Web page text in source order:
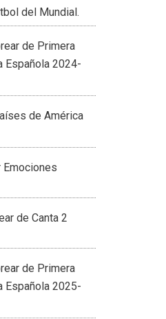
del Mundial.
de Primera
Española 2024-
de América
Emociones
de Canta 2
de Primera
Española 2025-